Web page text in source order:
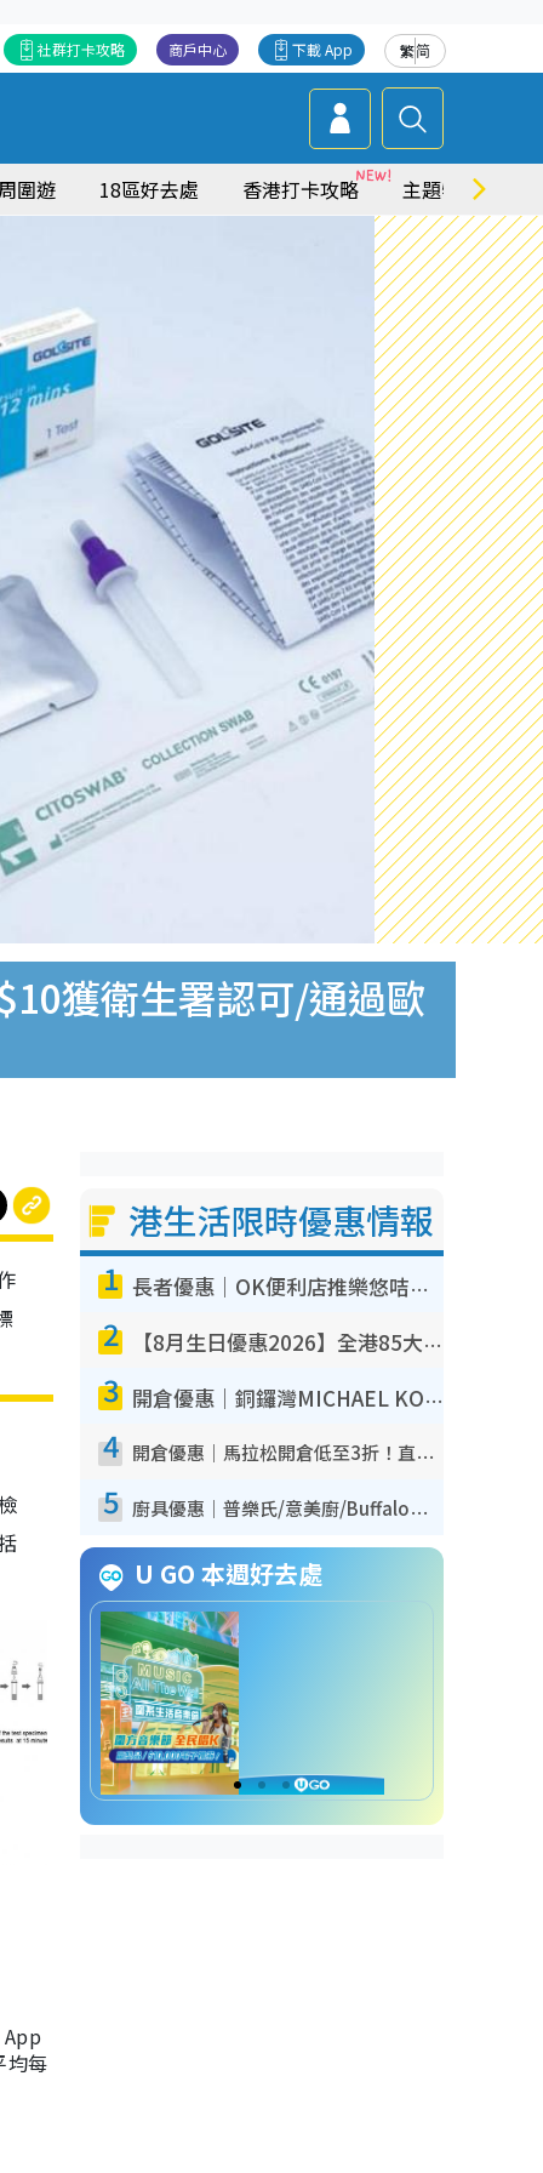
繁简
下載 App
商戶中心
社群打卡攻略
圍遊 18區好去處 香港打卡攻略 主題特集
獲衛生署認可/通過歐
均每
港生活限時優惠情報
1 長者優惠｜OK便利店推樂悠咭優惠！買麵包/牛奶/保健品拍卡即減
2 【8月生日優惠2026】全港85大食買玩著數攻略 自助餐/火鍋放題同行免費＋誠品/DONKI送現金券
3 開倉優惠｜銅鑼灣MICHAEL KORS開倉低至17折！直擊$500起買手袋/銀包/鞋款 必買經典Jet Set系列
4 開倉優惠｜馬拉松開倉低至3折！直擊$99起買adidas／New Balance／Puma鞋款 STANLEY保溫杯劈價至$119起
5 廚具優惠｜普樂氏/意美廚/Buffalo廚具低至3折！$89起買煎鍋／炒鑊／個人鍋 同場小家電激減至$99起
U GO 本週好去處